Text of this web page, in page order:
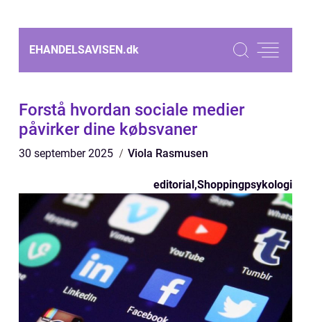
EHANDELSAVISEN.dk
Forstå hvordan sociale medier
påvirker dine købsvaner
30 september 2025 Viola Rasmusen
editorial,Shoppingpsykologi